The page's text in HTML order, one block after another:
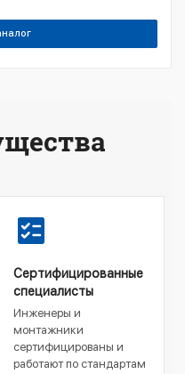
Сертифицированные
специалисты
Инженеры и
монтажники
сертифицированы и
работают по стандартам